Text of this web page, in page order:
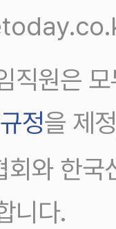
직원은
정을 제
회와 한국
니다.